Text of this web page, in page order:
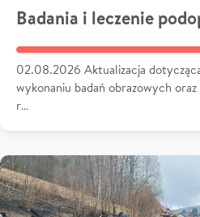
Badania i leczenie
02.08.2026 Aktualizacja
wykonaniu badań obrazowych
r…